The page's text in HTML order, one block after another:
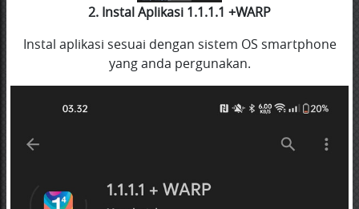
2. Instal Aplikasi 1.1.1.1 +WARP
Instal aplikasi sesuai dengan sistem OS smartphone
yang anda pergunakan.